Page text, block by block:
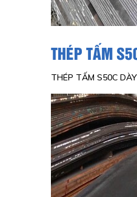
THÉP TẤM
THÉP TẤM S50C